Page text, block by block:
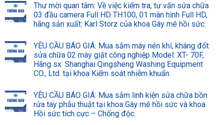
Thư mời quan tâm: Về việc kiểm tra, tư vấn sửa chữa
03 đầu camera Full HD TH100, 01 màn hình Full HD,
hãng sản xuất: Karl Storz của khoa Gây mê hồi sức.
YÊU CẦU BÁO GIÁ: Mua sắm máy nén khí, kháng đốt
sửa chữa 02 máy giặt công nghiệp Model: XT- 70F,
Hãng sx: Shanghai Qingsheng Washing Equipment
CO., Ltd. tại khoa Kiểm soát nhiễm khuẩn.
YÊU CẦU BÁO GIÁ: Mua sắm linh kiện sửa chữa bồn
rửa tay phẫu thuật tại khoa Gây mê hồi sức và khoa
Hồi sức tích cực – Chống độc.